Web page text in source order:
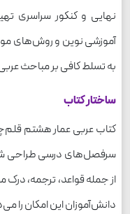
نهایی و کنکور سراسری
آموزشی نوین و روش‌های
به تسلط کافی بر مباحث
ساختار کتاب
کتاب عربی عمار هشتم
سرفصل‌های درسی طراحی
از جمله قواعد، ترجمه،
دانش‌آموزان این امکان را